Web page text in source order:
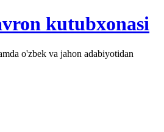
o'zbek va jahon adabiyotidan